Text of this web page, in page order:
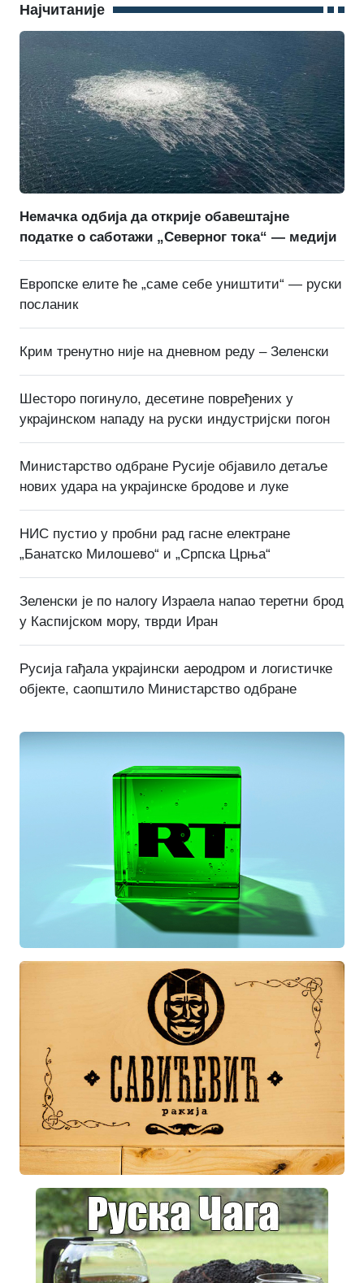
Најчитаније
Немачка одбија да открије обавештајне
податке о саботажи „Северног тока“ — медији
Европске елите ће „саме себе уништити“ — руски
посланик
Крим тренутно није на дневном реду – Зеленски
Шесторо погинуло, десетине повређених у
украјинском нападу на руски индустријски погон
Министарство одбране Русије објавило детаље
нових удара на украјинске бродове и луке
НИС пустио у пробни рад гасне електране
„Банатско Милошево“ и „Српска Црња“
Зеленски је по налогу Израела напао теретни брод
у Каспијском мору, тврди Иран
Русија гађала украјински аеродром и логистичке
објекте, саопштило Министарство одбране